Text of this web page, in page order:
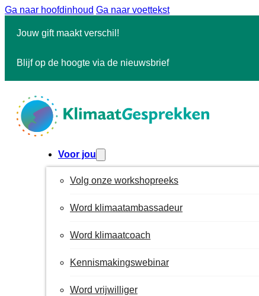
Ga naar hoofdinhoud Ga naar voettekst
Jouw gift maakt verschil!
Blijf op de hoogte via de nieuwsbrief
Voor jou
Volg onze workshopreeks
Word klimaatambassadeur
Word klimaatcoach
Kennismakingswebinar
Word vrijwilliger